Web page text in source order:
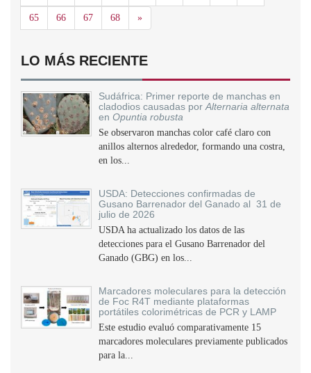
65 66 67 68 »Siguiente
LO MÁS RECIENTE
Sudáfrica: Primer reporte de manchas en
cladodios causadas por Alternaria alternata
en Opuntia robusta
Se observaron manchas color café claro con
anillos alternos alrededor, formando una costra,
en los...
USDA: Detecciones confirmadas de
Gusano Barrenador del Ganado al 31 de
julio de 2026
USDA ha actualizado los datos de las
detecciones para el Gusano Barrenador del
Ganado (GBG) en los...
Marcadores moleculares para la detección
de Foc R4T mediante plataformas
portátiles colorimétricas de PCR y LAMP
Este estudio evaluó comparativamente 15
marcadores moleculares previamente publicados
para la...